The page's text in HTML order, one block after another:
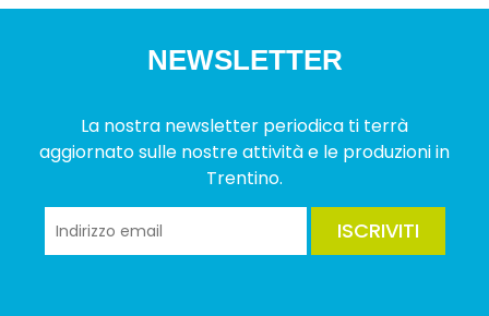
NEWSLETTER
La nostra newsletter periodica ti terrà
aggiornato sulle nostre attività e le produzioni in
Trentino.
ISCRIVITI